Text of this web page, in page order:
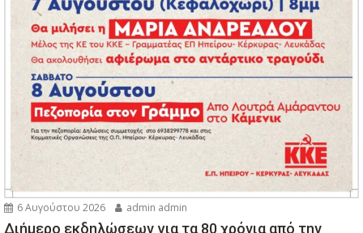
6 Αυγούστου 2026 admin admin
Διήμερο εκδηλώσεων για τα 80 χρόνια από την